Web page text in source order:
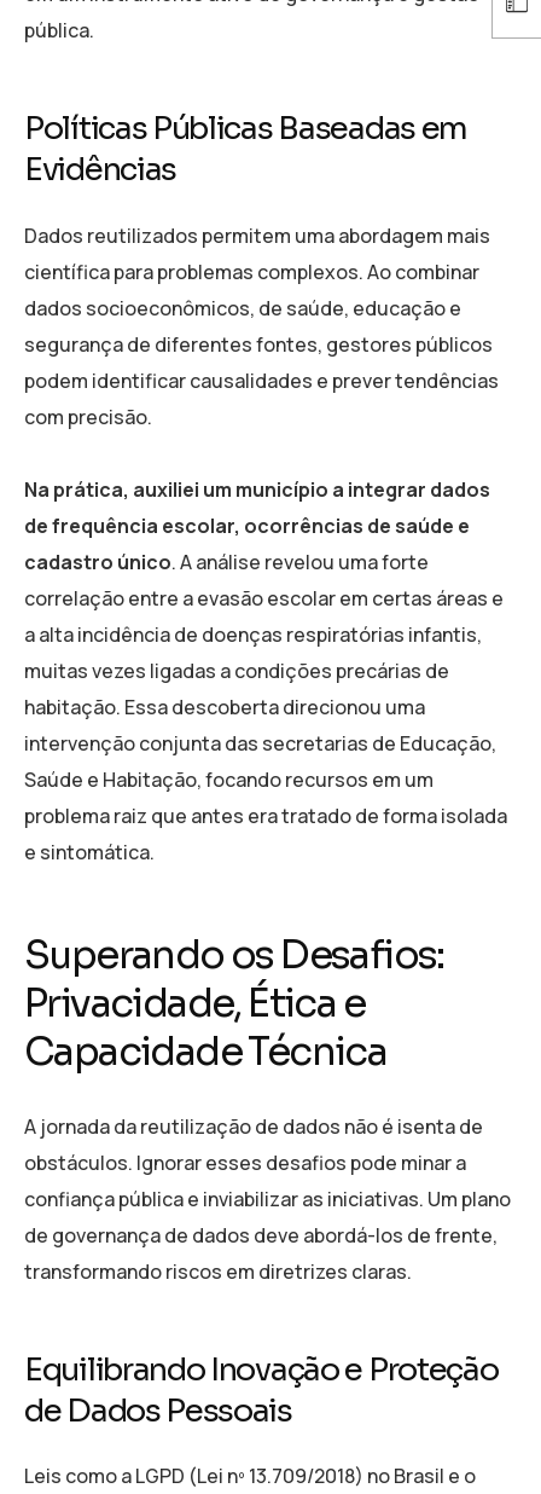
pública.
Políticas Públicas Baseadas em
Evidências
Dados reutilizados permitem uma abordagem mais
científica para problemas complexos. Ao combinar
dados socioeconômicos, de saúde, educação e
segurança de diferentes fontes, gestores públicos
podem identificar causalidades e prever tendências
com precisão.
Na prática, auxiliei um município a integrar dados
de frequência escolar, ocorrências de saúde e
cadastro único. A análise revelou uma forte
correlação entre a evasão escolar em certas áreas e
a alta incidência de doenças respiratórias infantis,
muitas vezes ligadas a condições precárias de
habitação. Essa descoberta direcionou uma
intervenção conjunta das secretarias de Educação,
Saúde e Habitação, focando recursos em um
problema raiz que antes era tratado de forma isolada
e sintomática.
Superando os Desafios:
Privacidade, Ética e
Capacidade Técnica
A jornada da reutilização de dados não é isenta de
obstáculos. Ignorar esses desafios pode minar a
confiança pública e inviabilizar as iniciativas. Um plano
de governança de dados deve abordá-los de frente,
transformando riscos em diretrizes claras.
Equilibrando Inovação e Proteção
de Dados Pessoais
Leis como a LGPD (Lei nº 13.709/2018) no Brasil e o